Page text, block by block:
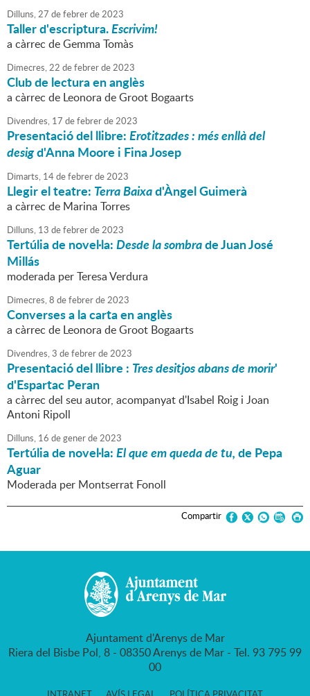
Dilluns,27 defebrerde2023
Taller d'escriptura.Escrivim!
a càrrec de Gemma Tomàs
Dimecres,22 defebrerde2023
Club de lectura en anglès
a càrrec de Leonora de Groot Bogaarts
Divendres, 17 defebrerde2023
Presentació del llibre:Erotitzades : més enllà del
desigd'Anna Moore i Fina Josep
Dimarts, 14defebrerde2023
Llegir el teatre: Terra Baixad'Àngel Guimerà
a càrrec de Marina Torres
Dilluns, 13 defebrerde2023
Tertúlia de novel·la:Desde la sombrade Juan José
Millás
moderada per Teresa Verdura
Dimecres,8 defebrerde2023
Converses a la carta en anglès
a càrrec de Leonora de Groot Bogaarts
Divendres,3 defebrerde2023
Presentació del llibre : Tres desitjos abans de morir'
d'Espartac Peran
a càrrec del seu autor, acompanyat d'Isabel Roig i Joan
Antoni Ripoll
Dilluns, 16 degenerde2023
Tertúlia de novel·la:El que em queda de tu,de Pepa
Aguar
Moderada per Montserrat Fonoll
Compartir
Ajuntament d'Arenys de Mar
Riera del Bisbe Pol, 8 - 08350 Arenys de Mar - Tel. 93 795 99
00